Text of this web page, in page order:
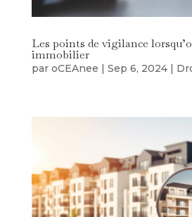
Les points de vigilance
immobilier
par oCEAnee | Sep 6, 2024|